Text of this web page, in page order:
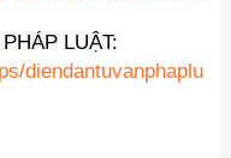
LUẬT:
diendantuvanphaplu